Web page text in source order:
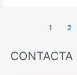
1 2
CONTACTA